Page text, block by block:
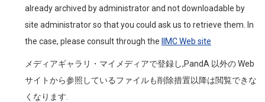
already archived by administrator and not downloadable by
site administrator so that you could ask us to retrieve them. In
the case, please consult through the
IIMC Web site
メディアギャラリ・マイメディアで登録し,PandA 以外の Web
サイトから参照しているファイルも削除措置以降は閲覧できな
くなります.